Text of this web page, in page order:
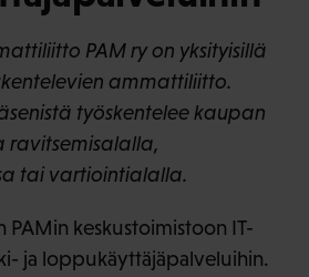
PAM ry on yksityisillä
ammattiliitto.
työskentelee kaupan
ravitsemisalalla,
tai vartiointialalla.
PAMin keskustoimistoon IT-
ja loppukäyttäjäpalveluihin.